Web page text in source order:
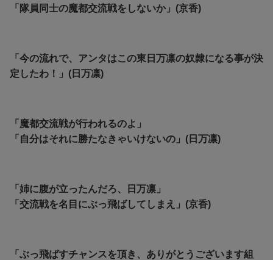
「隊員同士の魔都交流戦をしないか」(京香)
「今の流れで、アンタはこの東日万凛の奴隷になる事が決
定したわ！」(日万凛)
「魔都交流戦が行われるのよ」
「自分はそれに勝たなきゃいけないの」(日万凛)
「姉に腹が立ったんだろ、日万凛」
「交流戦を名目にぶっ飛ばしてしまえ」(京香)
「ぶっ飛ばすチャンスを頂き、ありがとうございます組